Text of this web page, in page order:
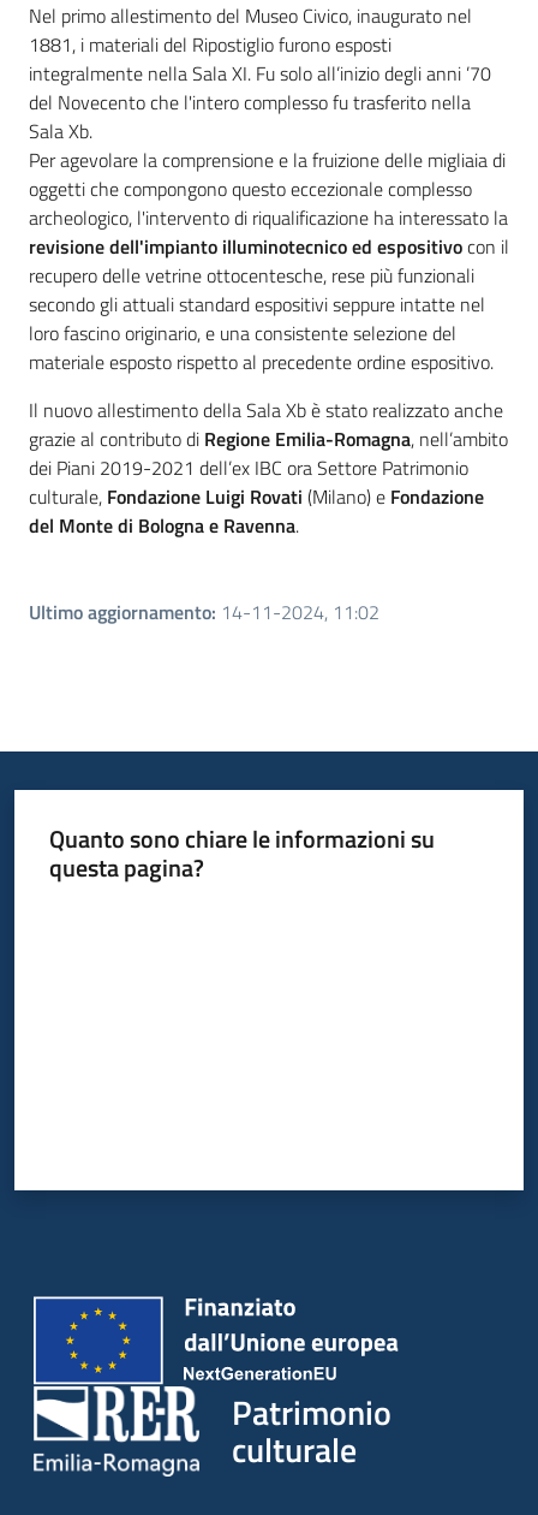
Nel primo allestimento del Museo Civico, inaugurato nel
1881, i materiali del Ripostiglio furono esposti
integralmente nella Sala XI. Fu solo all’inizio degli anni ’70
del Novecento che l'intero complesso fu trasferito nella
Sala Xb.
Per agevolare la comprensione e la fruizione delle migliaia di
oggetti che compongono questo eccezionale complesso
archeologico, l'intervento di riqualificazione ha interessato la
revisione dell'impianto illuminotecnico ed espositivocon il
recupero delle vetrine ottocentesche, rese più funzionali
secondo gli attuali standard espositivi seppure intatte nel
loro fascino originario, e una consistente selezione del
materiale esposto rispetto al precedente ordine espositivo.
Il nuovo allestimento della Sala Xb è stato realizzato anche
grazie al contributo di Regione Emilia-Romagna, nell’ambito
dei Piani 2019-2021 dell’ex IBC ora Settore Patrimonio
culturale, Fondazione Luigi Rovati (Milano) e Fondazione
del Monte di Bologna e Ravenna.
Ultimo aggiornamento: 14-11-2024, 11:02
Quanto sono chiare le informazioni su
questa pagina?
Patrimonio
culturale